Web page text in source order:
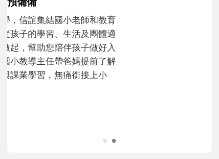
不同模樣
沒有人天生就擅長當爸爸！男人總是在一次
次「前所未有」的體驗中，跟著孩子一起長
大。從給予安全感的肢體遊戲，到獨立自
主、角色認同及解決問題的能力養成。爸爸